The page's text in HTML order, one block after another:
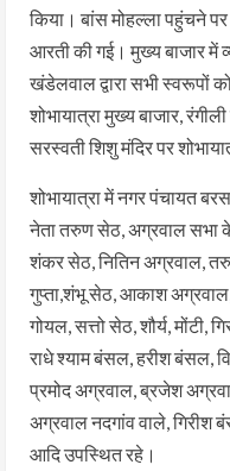
किया। बांस मोहल्ला पहुंचने
आरती की गई। मुख्य बाजार में
खंडेलवाल द्वारा सभी स्वरूपों
शोभायात्रा मुख्य बाजार,
सरस्वती शिशु मंदिर पर
शोभायात्रा में नगर पंचायत
नेता तरुण सेठ, अग्रवाल सभा
शंकर सेठ, नितिन अग्रवाल,
गुप्ता,शंभू सेठ, आकाश
गोयल, सत्तो सेठ, शौर्य, मोंटी,
राधे श्याम बंसल, हरीश बंसल,
प्रमोद अग्रवाल, ब्रजेश
अग्रवाल नदगांव वाले, गिरीश
आदि उपस्थित रहे।